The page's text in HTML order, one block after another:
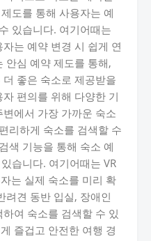
도를 통해 사용자는 예
있습니다. 여기어때는
는 예약 변경 시 쉽게 연
안심 예약 제도를 통해,
좋은 숙소로 제공받을
편의를 위해 다양한 기
에서 가장 가까운 숙소
리하게 숙소를 검색할 수
색 기능을 통해 숙소 예
습니다. 여기어때는 VR
는 실제 숙소를 미리 확
려견 동반 입실, 장애인
여 숙소를 검색할 수 있
즐겁고 안전한 여행 경